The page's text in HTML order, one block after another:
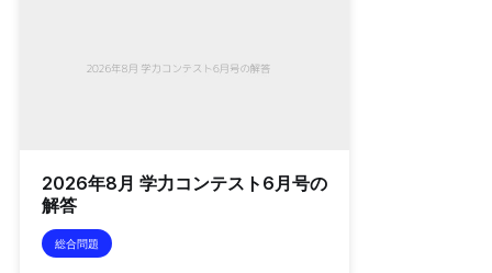
2026年8月 学力コンテスト6月号の
解答
総合問題